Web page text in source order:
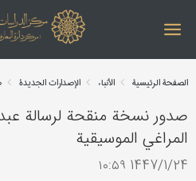
الصفحة الرئیسیة الأنباء الإصدارات الجدیدة
صدور نسخة منقحة لرسالة
المراغي الموسیقیة
1447/1/24 ۱۰:۵۹